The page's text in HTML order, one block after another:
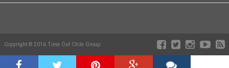
Copyright © 2016 Time Out Chile Group.